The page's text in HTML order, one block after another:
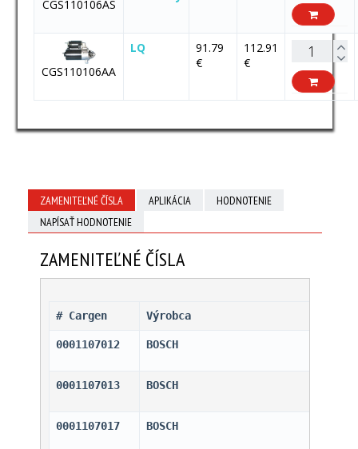
CGS110106AS
CGS110106AA
LQ
91.79
€
112.91
€
ZAMENITEĽNÉ ČÍSLA APLIKÁCIA
HODNOTENIE
NAPÍSAŤ HODNOTENIE
ZAMENITEĽNÉ ČÍSLA
# Cargen Výrobca
0001107012 BOSCH
0001107013 BOSCH
0001107017 BOSCH